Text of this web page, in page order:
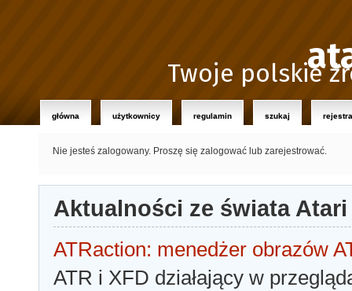
Twoje polskie
główna użytkownicy regulamin szukaj
Nie jesteś zalogowany. Proszę się zalogować lub zarejestrować.
Aktualności ze świata Atari
ATRaction: menedżer obrazów
ATR i XFD działający w